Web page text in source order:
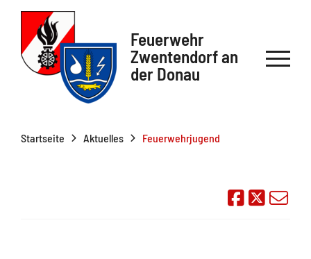
Feuerwehr
Zwentendorf an
der Donau
Startseite Aktuelles Feuerwehrjugend
Auf